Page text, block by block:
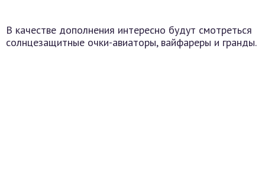
В качестве дополнения интересно будут смотреться
солнцезащитные очки-авиаторы, вайфареры и гранды.